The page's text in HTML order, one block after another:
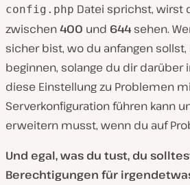
config.php Datei sprichst, wirst
zwischen400 und 644 sehen.
sicher bist, wo du anfangen
beginnen, solange du dir darüber
diese Einstellung zu Problemen
Serverkonfiguration führen kann
erweitern musst, wenn du auf
Und egal, was du tust, du
Berechtigungen für